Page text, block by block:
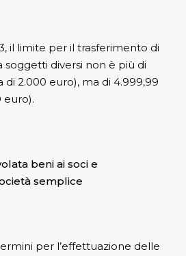
il limite per il trasferimento di
diversi non è più di
di 2.000 euro), ma di 4.999,99
euro).
beni ai soci e
semplice
per l’effettuazione delle